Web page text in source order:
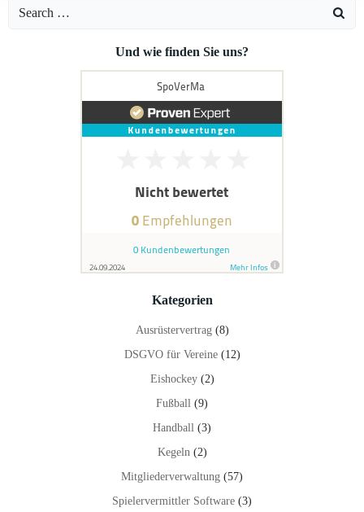
Search
Und wie finden Sie uns?
Kategorien
Ausrüstervertrag(8)
DSGVO für Vereine(12)
Eishockey(2)
Fußball (9)
Handball (3)
Kegeln(2)
Mitgliederverwaltung (57)
Spielervermittler Software (3)